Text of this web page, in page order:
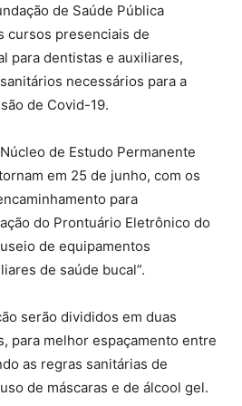
de Saúde Pública
cursos presenciais de
para dentistas e auxiliares,
necessários para a
de Covid-19.
de Estudo Permanente
em 25 de junho, com os
para
do Prontuário Eletrônico do
de equipamentos
de saúde bucal”.
serão divididos em duas
para melhor espaçamento entre
as regras sanitárias de
de máscaras e de álcool gel.